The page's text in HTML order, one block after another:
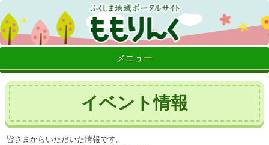
メニュー
イベント情報
皆さまからいただいた情報です。